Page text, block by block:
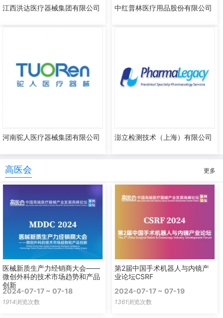
江西洪达医疗器械集团有限公司 中红普林医疗用品股份有限公司
河南驼人医疗器械集团有限公司 澎立检测技术（上海）有限公司
高医会 更多
医械新质生产力经销商大会——
微创外科的技术市场趋势和产品
创新
2024-07-17 ~ 07-18
1914浏览次数
第2届中国手术机器人与内镜产
业论坛CSRF
2024-07-17 ~ 07-19
1361浏览次数